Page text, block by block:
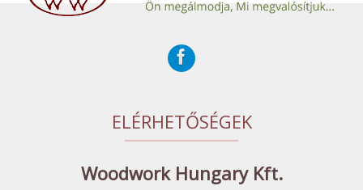
ELÉRHETŐSÉGEK
Woodwork Hungary Kft.